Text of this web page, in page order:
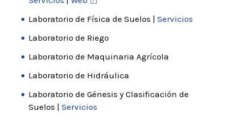
Laboratorio de Física de Suelos |Servicios
Laboratorio de Riego
Laboratorio de Maquinaria Agrícola
Laboratorio de Hidráulica
Laboratorio de Génesis y Clasificación de
Suelos |Servicios